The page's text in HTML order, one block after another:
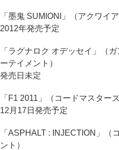
「墨鬼 SUMIONI」（アクワイア
2012年発売予定
「ラグナロク オデッセイ」（
ーテイメント）
発売日未定
「F1 2011」（コードマスターズ
12月17日発売予定
「ASPHALT : INJECTION」（
ント）